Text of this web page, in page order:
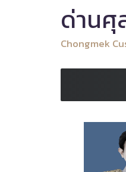
ด่านศุ
Chongmek